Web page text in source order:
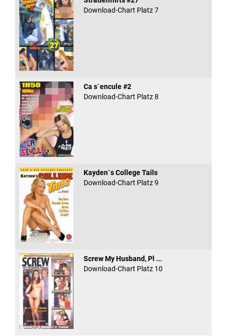
Download-Chart Platz 7
Ca s`encule #2
Download-Chart Platz 8
Kayden`s College Tails
Download-Chart Platz 9
Screw My Husband, Pl ...
Download-Chart Platz 10